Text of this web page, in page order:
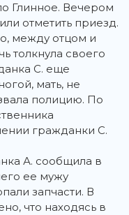
Глинное. Вечером
отметить приезд.
между отцом и
толкнула своего
С. еще
мать, не
полицию. По
гражданки С.
А. сообщила в
ее мужу
запчасти. В
что находясь в